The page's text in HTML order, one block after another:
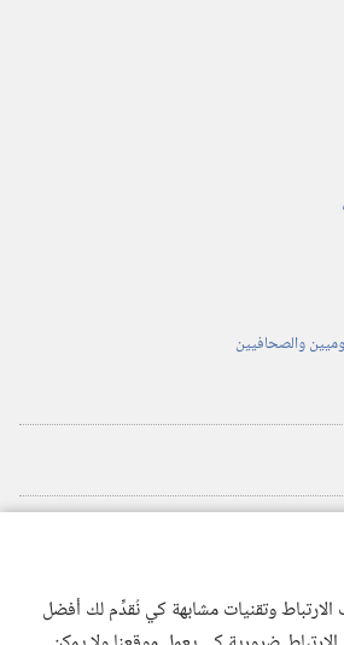
وتقنيات مشابهة كي نُقدِّم لك أفضل
والصحافيين